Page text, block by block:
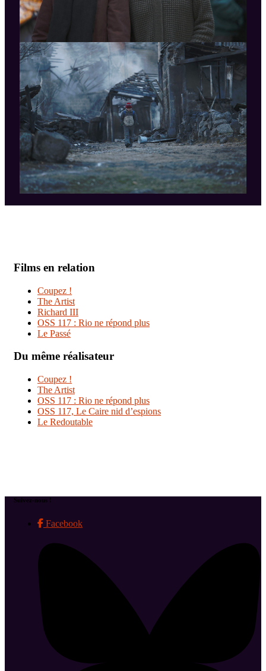
Films en relation
Coupez !
The Artist
Richard III
OSS 117 : Rio ne répond plus
Le Passé
Du même réalisateur
Coupez !
The Artist
OSS 117 : Rio ne répond plus
OSS 117, Le Caire nid d’espions
Le Redoutable
Suivez-nous !
Facebook